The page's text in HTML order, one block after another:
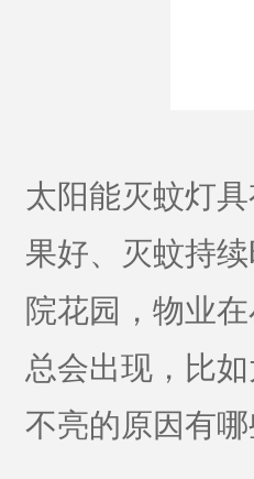
太阳能灭蚊灯
果好、灭蚊持
院花园，物业
总会出现，比
不亮的原因有哪